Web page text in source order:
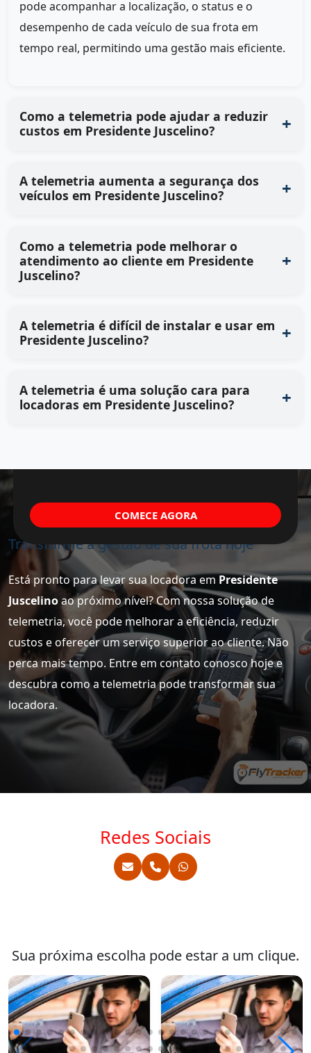
pode acompanhar a localização, o status e o
desempenho de cada veículo de sua frota em
tempo real, permitindo uma gestão mais eficiente.
Como a telemetria pode ajudar a reduzir
custos em Presidente Juscelino?
A telemetria aumenta a segurança dos
veículos em Presidente Juscelino?
Como a telemetria pode melhorar o
atendimento ao cliente em Presidente
Juscelino?
A telemetria é difícil de instalar e usar em
Presidente Juscelino?
A telemetria é uma solução cara para
locadoras em Presidente Juscelino?
Transforme a gestão de sua frota hoje
Está pronto para levar sua locadora emPresidente
Juscelinoao próximo nível? Com nossa solução de
telemetria, você pode melhorar a eficiência, reduzir
custos e oferecer um serviço superior ao cliente. Não
perca mais tempo. Entre em contato conosco hoje e
descubra como a telemetria pode transformar sua
locadora.
COMECE AGORA
Redes Sociais
Sua próxima escolha pode estar a um clique.